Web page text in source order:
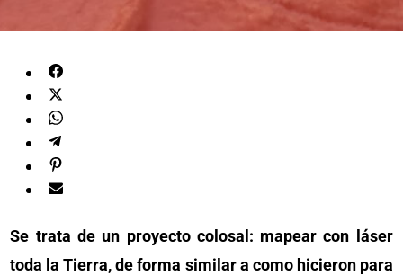
Se trata de un proyecto colosal: mapear con láser
toda la Tierra, de forma similar a como hicieron para